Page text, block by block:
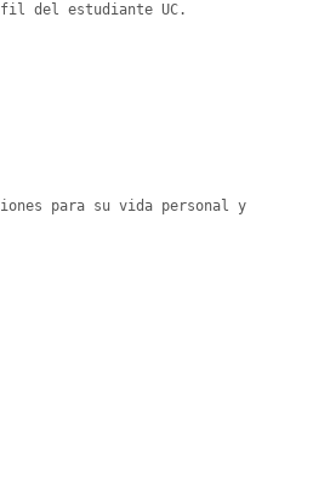
del estudiante UC.
para su vida personal y